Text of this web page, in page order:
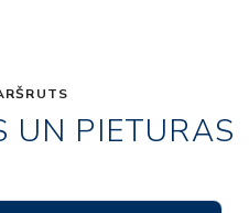
UN PIETURAS